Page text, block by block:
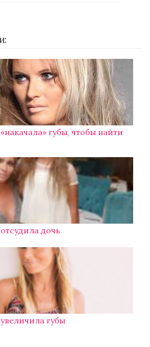
губы, чтобы найти
дочь
губы